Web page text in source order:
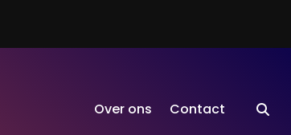
Over ons Contact